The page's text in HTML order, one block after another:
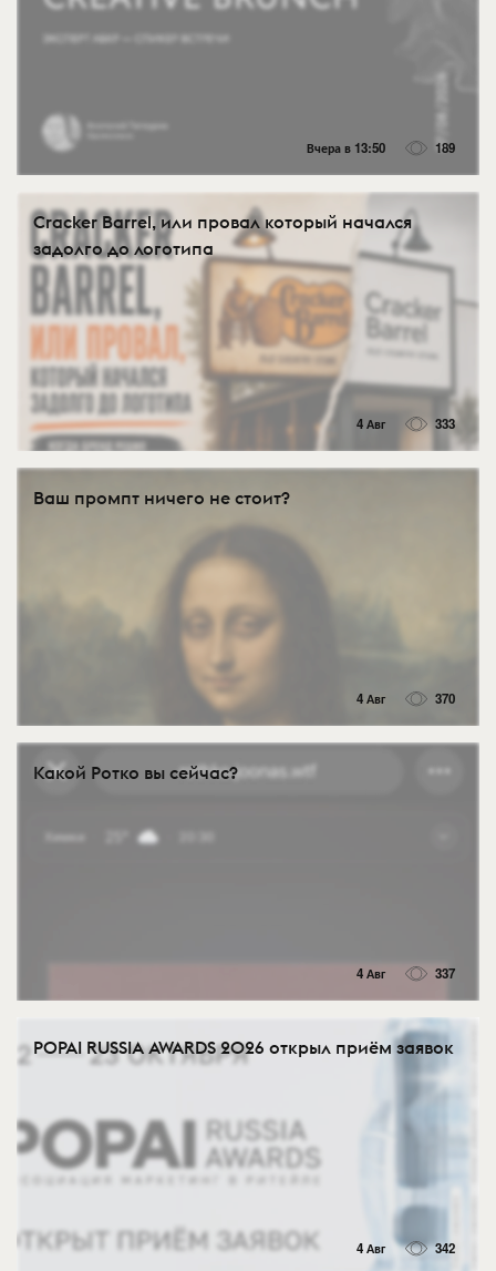
Вчера в 13:50 189
Cracker Barrel, или провал который начался
задолго до логотипа
4 Авг 333
Ваш промпт ничего не стоит?
4 Авг 370
Какой Ротко вы сейчас?
4 Авг 337
POPAI RUSSIA AWARDS 2026 открыл приём заявок
4 Авг 342